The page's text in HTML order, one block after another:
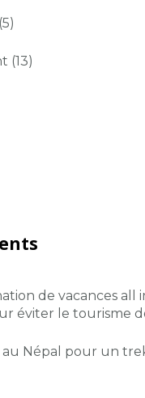
(5)
(13)
de vacances all
éviter le tourisme
Népal pour un